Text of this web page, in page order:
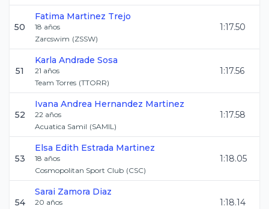
50
Fatima Martinez Trejo
18 años
Zarcswim (ZSSW)
1:17.50
51
Karla Andrade Sosa
21 años
Team Torres (TTORR)
1:17.56
52
Ivana Andrea Hernandez Martinez
22 años
Acuatica Samil (SAMIL)
1:17.58
53
Elsa Edith Estrada Martinez
18 años
Cosmopolitan Sport Club (CSC)
1:18.05
54
Sarai Zamora Diaz
20 años
1:18.14